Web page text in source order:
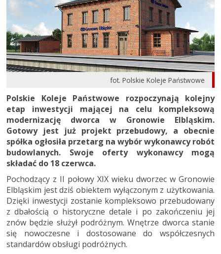
fot. Polskie Koleje Państwowe
Polskie Koleje Państwowe rozpoczynają kolejny
etap inwestycji mającej na celu kompleksową
modernizację dworca w Gronowie Elbląskim.
Gotowy jest już projekt przebudowy, a obecnie
spółka ogłosiła przetarg na wybór wykonawcy robót
budowlanych. Swoje oferty wykonawcy mogą
składać do 18 czerwca.
Pochodzący z II połowy XIX wieku dworzec w Gronowie
Elbląskim jest dziś obiektem wyłączonym z użytkowania.
Dzięki inwestycji zostanie kompleksowo przebudowany
z dbałością o historyczne detale i po zakończeniu jej
znów będzie służył podróżnym. Wnętrze dworca stanie
się nowoczesne i dostosowane do współczesnych
standardów obsługi podróżnych.